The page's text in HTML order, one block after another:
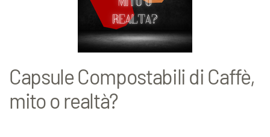
Capsule Compostabili di Caffè,
mito o realtà?